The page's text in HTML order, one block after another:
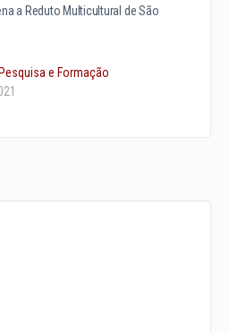
a Reduto Multicultural de São
e Formação